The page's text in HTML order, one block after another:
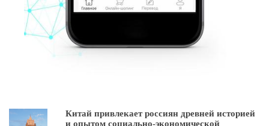
Китай привлекает россиян древней историей
и опытом социально-экономической